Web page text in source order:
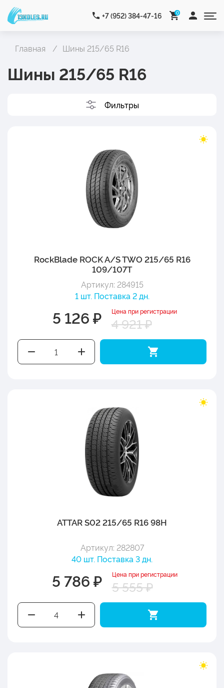
+7 (952) 384-47-16 0
Главная Шины 215/65 R16
Шины 215/65 R16
Фильтры
RockBlade ROCK A/S TWO 215/65 R16
109/107T
Артикул: 284915
1 шт. Поставка 2 дн.
5 126 ₽ Цена при регистрации
4 921 ₽
ATTAR S02 215/65 R16 98H
Артикул: 282807
40 шт. Поставка 3 дн.
5 786 ₽ Цена при регистрации
5 555 ₽